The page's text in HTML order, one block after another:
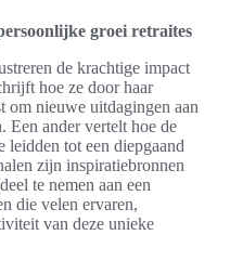
groei retraites
de krachtige impact
hoe ze door haar
om nieuwe uitdagingen aan
Een ander vertelt hoe de
leidden tot een diepgaand
zijn inspiratiebronnen
te nemen aan een
die velen ervaren,
van deze unieke